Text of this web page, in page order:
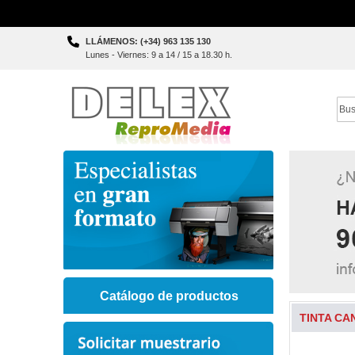
Skip
LLÁMENOS: (+34) 963 135 130
Lunes - Viernes: 9 a 14 / 15 a 18.30 h.
TINTA
Catálogo de productos